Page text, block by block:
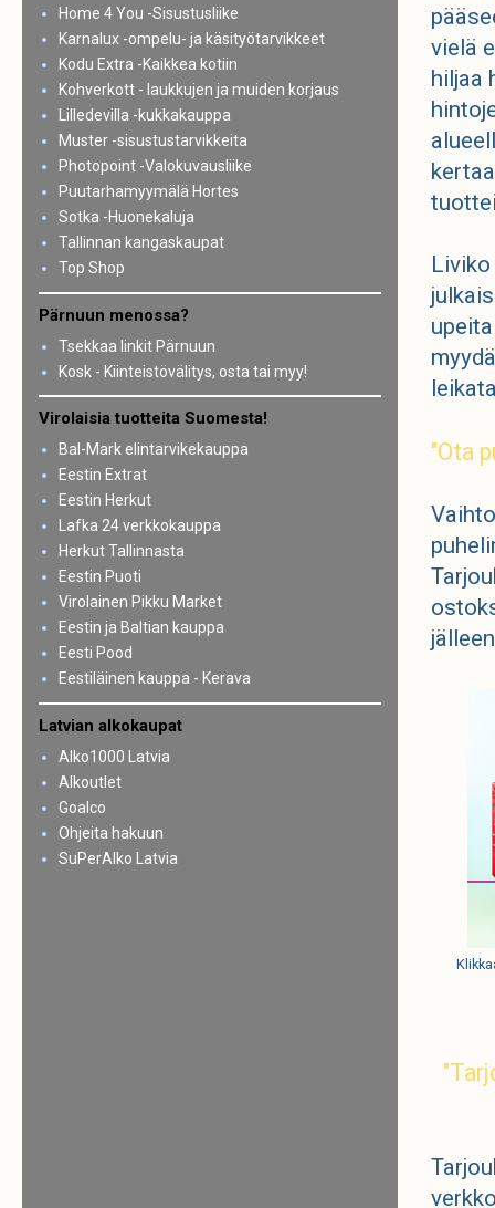
vielä
hiljaa
"Ota
Home 4 You -Sisustusliike
Karnalux -ompelu- ja käsityötarvikkeet
Kodu Extra -Kaikkea kotiin
Kohverkott - laukkujen ja muiden korjaus
Lilledevilla -kukkakauppa
Muster -sisustustarvikkeita
Photopoint -Valokuvausliike
Puutarhamyymälä Hortes
Sotka -Huonekaluja
Tallinnan kangaskaupat
Top Shop
Pärnuun menossa?
Tsekkaa linkit Pärnuun
Kosk - Kiinteistövälitys, osta tai myy!
Virolaisia tuotteita Suomesta!
Bal-Mark elintarvikekauppa
Eestin Extrat
Eestin Herkut
Lafka 24 verkkokauppa
Herkut Tallinnasta
Eestin Puoti
Virolainen Pikku Market
Eestin ja Baltian kauppa
Eesti Pood
Eestiläinen kauppa - Kerava
Latvian alkokaupat
Alko1000 Latvia
Alkoutlet
Goalco
Ohjeita hakuun
SuPerAlko Latvia